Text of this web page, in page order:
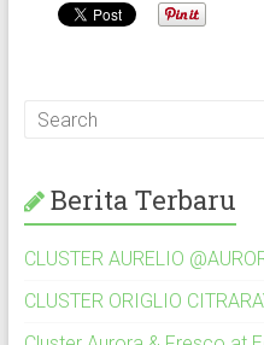
Berita Terbaru
CLUSTER AURELIO
CLUSTER ORIGLIO